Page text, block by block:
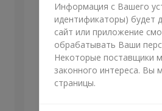
Информация с Вашего
идентификаторы) будет
сайт или приложение
обрабатывать Ваши
Некоторые поставщики
законного интереса. Вы
страницы.